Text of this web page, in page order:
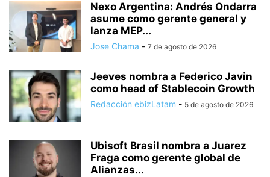
Nexo Argentina: Andrés Ondarra
asume como gerente general y
lanza MEP...
Jose Chama - 7 de agosto de 2026
Jeeves nombra a Federico Javin
como head of Stablecoin Growth
Redacción ebizLatam - 5 de agosto de 2026
Ubisoft Brasil nombra a Juarez
Fraga como gerente global de
Alianzas...